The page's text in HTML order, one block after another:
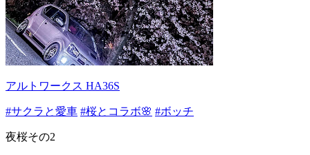
アルトワークス HA36S
#サクラと愛車 #桜とコラボ🌸 #ボッチ
夜桜その2